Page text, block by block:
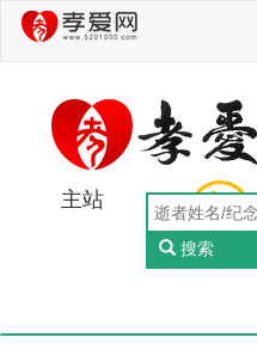
主站
搜索